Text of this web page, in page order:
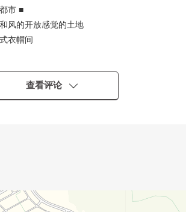
市 ■
风的开放感觉的土地
衣帽间
条不紊举行的街景
的高低差别
查看评论